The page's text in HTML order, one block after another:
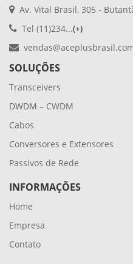
Av. Vital Brasil, 305 -
Tel (11)234...(+)
SOLUÇÕES
Transceivers
DWDM – CWDM
Cabos
Conversores e Extensores
Passivos de Rede
INFORMAÇÕES
Home
Empresa
Contato